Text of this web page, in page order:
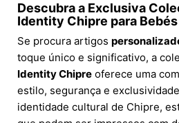
Descubra a Exclusiva
Identity Chipre para Bebés
Se procura artigos
toque único e significativo, a
Identity Chipre oferece uma
estilo, segurança e
identidade cultural de Chipre,